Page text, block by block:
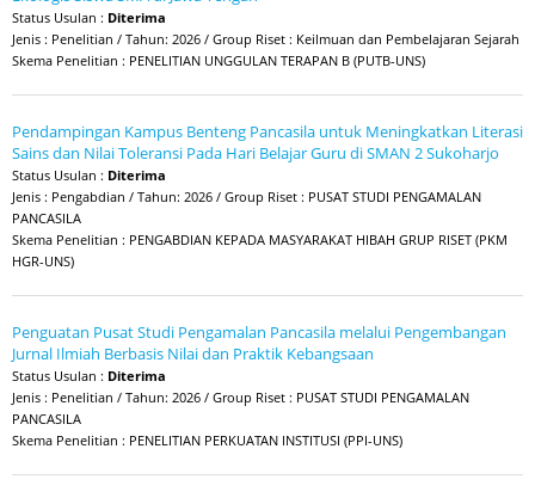
Status Usulan : Diterima
Jenis : Penelitian / Tahun: 2026 / Group Riset : Keilmuan dan Pembelajaran Sejarah
Skema Penelitian : PENELITIAN UNGGULAN TERAPAN B (PUTB-UNS)
Pendampingan Kampus Benteng Pancasila untuk Meningkatkan Literasi
Sains dan Nilai Toleransi Pada Hari Belajar Guru di SMAN 2 Sukoharjo
Status Usulan : Diterima
Jenis : Pengabdian / Tahun: 2026 / Group Riset : PUSAT STUDI PENGAMALAN
PANCASILA
Skema Penelitian : PENGABDIAN KEPADA MASYARAKAT HIBAH GRUP RISET (PKM
HGR-UNS)
Penguatan Pusat Studi Pengamalan Pancasila melalui Pengembangan
Jurnal Ilmiah Berbasis Nilai dan Praktik Kebangsaan
Status Usulan : Diterima
Jenis : Penelitian / Tahun: 2026 / Group Riset : PUSAT STUDI PENGAMALAN
PANCASILA
Skema Penelitian : PENELITIAN PERKUATAN INSTITUSI (PPI-UNS)